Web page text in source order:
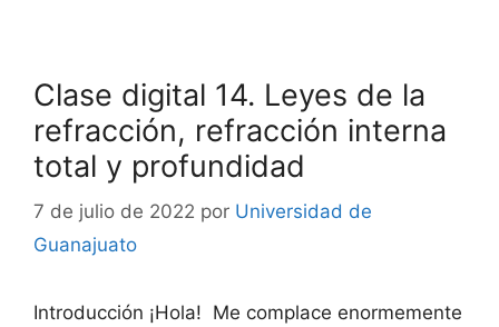
Clase digital 14. Leyes de la
refracción, refracción interna
total y profundidad
7 de julio de 2022 por Universidad de
Guanajuato
Introducción ¡Hola! Me complace enormemente